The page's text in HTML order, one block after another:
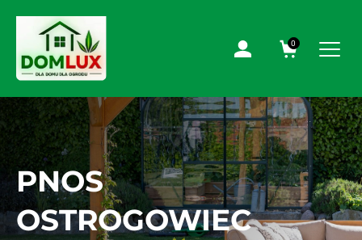
0
PNOS
OSTROGOWIEC